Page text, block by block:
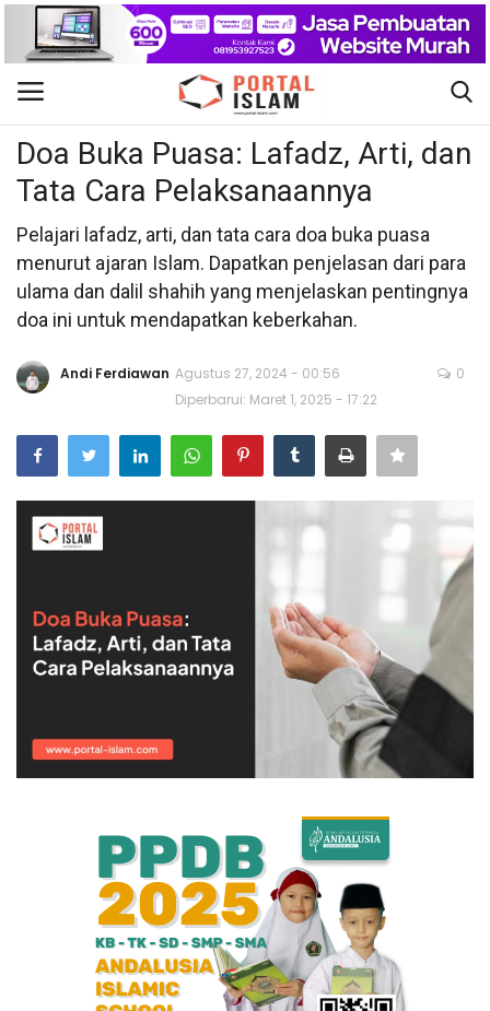
Gabung Daftar
Beranda
Kontak
Berita Islam
Nasional
Pendidikan
Bisnis
Al-Qur'an Online
Olahraga
Teknologi
Doa Buka Puasa: Lafadz, Arti, dan
Tata Cara Pelaksanaannya
Pelajari lafadz, arti, dan tata cara doa buka puasa
menurut ajaran Islam. Dapatkan penjelasan dari para
ulama dan dalil shahih yang menjelaskan pentingnya
doa ini untuk mendapatkan keberkahan.
Andi Ferdiawan Agustus 27, 2024 - 00:56
Diperbarui: Maret 1, 2025 - 17:22
0